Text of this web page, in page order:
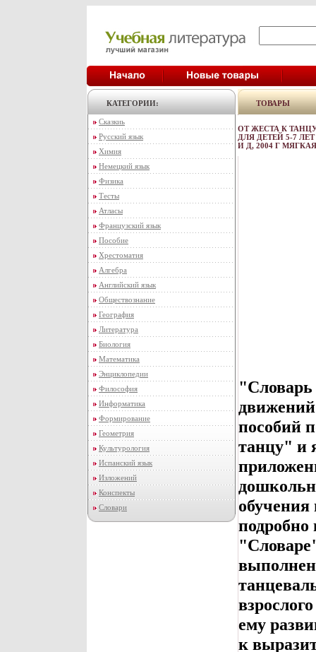
КАТЕГОРИИ:
Сказкиь
Русский язык
Химия
Немецкий язык
Физика
Тесты
Атласы
Французский язык
Пособие
Хрестоматия
Алгебра
Английский язык
Обществознание
География
Литература
Биология
Математика
Энциклопедии
Философия
Информатика
Формирование
Геометрия
Культурология
Испанский язык
Изложений
Конспекты
Словари
ТОВАРЫ
ОТ ЖЕСТА К
ДЛЯ ДЕТЕЙ 5-7
И Д, 2004 Г
пособий
танцу" и
подробно
ему
к